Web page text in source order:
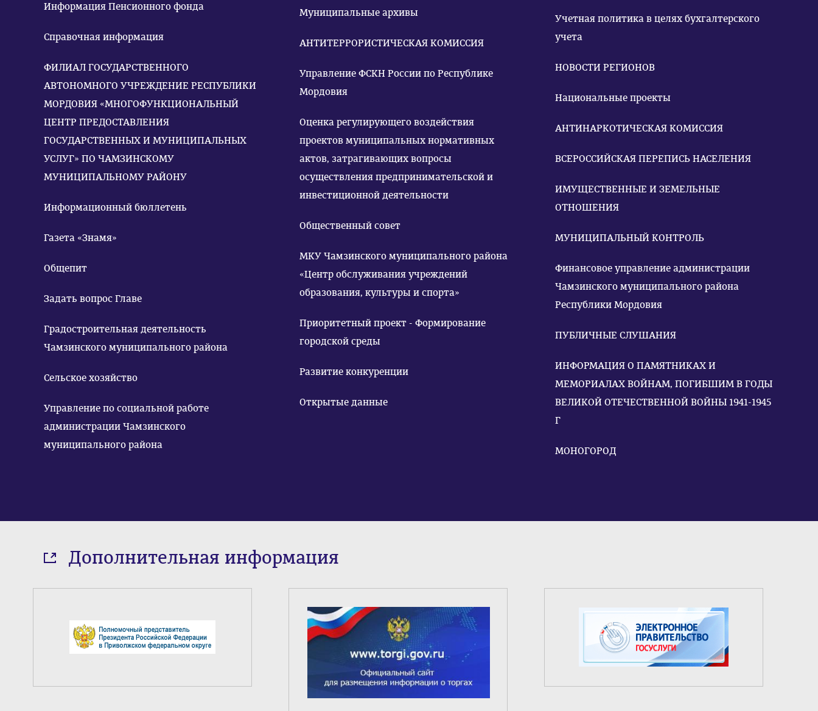
Информация Пенсионного фонда
Справочная информация
ФИЛИАЛ ГОСУДАРСТВЕННОГО
АВТОНОМНОГО УЧРЕЖДЕНИЕ РЕСПУБЛИКИ
МОРДОВИЯ «МНОГОФУНКЦИОНАЛЬНЫЙ
ЦЕНТР ПРЕДОСТАВЛЕНИЯ
ГОСУДАРСТВЕННЫХ И МУНИЦИПАЛЬНЫХ
УСЛУГ» ПО ЧАМЗИНСКОМУ
МУНИЦИПАЛЬНОМУ РАЙОНУ
Информационный бюллетень
Газета «Знамя»
Общепит
Задать вопрос Главе
Градостроительная деятельность
Чамзинского муниципального района
Сельское хозяйство
Управление по социальной работе
администрации Чамзинского
муниципального района
Муниципальные архивы
АНТИТЕРРОРИСТИЧЕСКАЯ КОМИССИЯ
Управление ФСКН России по Республике
Мордовия
Оценка регулирующего воздействия
проектов муниципальных нормативных
актов, затрагивающих вопросы
осуществления предпринимательской и
инвестиционной деятельности
Общественный совет
МКУ Чамзинского муниципального района
«Центр обслуживания учреждений
образования, культуры и спорта»
Приоритетный проект - Формирование
городской среды
Развитие конкуренции
Открытые данные
Учетная политика в целях бухгалтерского
учета
НОВОСТИ РЕГИОНОВ
Национальные проекты
АНТИНАРКОТИЧЕСКАЯ КОМИССИЯ
ВСЕРОССИЙСКАЯ ПЕРЕПИСЬ НАСЕЛЕНИЯ
ИМУЩЕСТВЕННЫЕ И ЗЕМЕЛЬНЫЕ
ОТНОШЕНИЯ
МУНИЦИПАЛЬНЫЙ КОНТРОЛЬ
Финансовое управление администрации
Чамзинского муниципального района
Республики Мордовия
ПУБЛИЧНЫЕ СЛУШАНИЯ
ИНФОРМАЦИЯ О ПАМЯТНИКАХ И
МЕМОРИАЛАХ ВОЙНАМ, ПОГИБШИМ В ГОДЫ
ВЕЛИКОЙ ОТЕЧЕСТВЕННОЙ ВОЙНЫ 1941-1945
Г
МОНОГОРОД
Дополнительная информация